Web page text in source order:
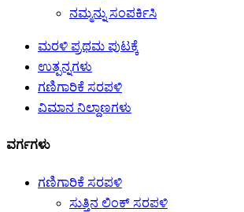
ನಮ್ಮನ್ನು ಸಂಪರ್ಕಿಸಿ
ಮರಳಿ ಪ್ರಥಮ ಪುಟಕ್ಕೆ
ಉತ್ಪನ್ನಗಳು
ಗಣಿಗಾರಿಕೆ ಸರಪಳಿ
ವಿಮಾನ ನಿಲ್ದಾಣಗಳು
ವರ್ಗಗಳು
ಗಣಿಗಾರಿಕೆ ಸರಪಳಿ
ಸುತ್ತಿನ ಲಿಂಕ್ ಸರಪಳಿ